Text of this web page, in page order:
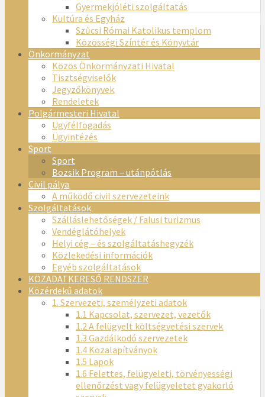
Gyermekjóléti szolgáltatás
Kultúra és Egyház
Szűcsi Római Katolikus templom
Közösségi Színtér és Könyvtár
Önkormányzat
Közös Önkormányzati Hivatal
Tisztségviselők
Jegyzőkönyvek
Rendeletek
Polgármesteri Hivatal
Ügyfélfogadás
Ügyintézés
Sport
Sport
Bozsik Program – utánpótlás
Civil pálya
A működő civil szervezeteink
Szolgáltatások
Szálláslehetőségek / Falusi turizmus
Vendéglátóhelyek
Helyi cég – és szolgáltatáshegyzék
Közlekedési információk
Egyéb szolgáltatások
KÖZADATKERESŐ RENDSZER
Közérdekű adatok
1. Szervezeti, személyzeti adatok
1.1 Kapcsolat, szervezet, vezetők
1.2 A felügyelt költségvetési szervek
1.3 Gazdálkodó szervezetek
1.4 Közalapítványok
1.5 Lapok
1.6 Felettes, felügyeleti, törvényességi
ellenőrzést vagy felügyeletet gyakorló